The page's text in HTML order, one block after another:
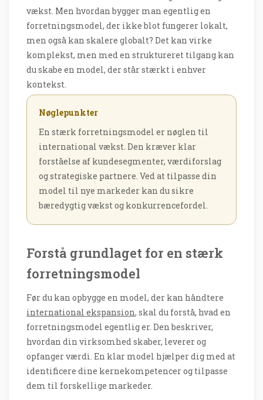
vækst. Men hvordan bygger man egentlig en
forretningsmodel, der ikke blot fungerer lokalt,
men også kan skalere globalt? Det kan virke
komplekst, men med en struktureret tilgang kan
du skabe en model, der står stærkt i enhver
kontekst.
Nøglepunkter
En stærk forretningsmodel er nøglen til
international vækst. Den kræver klar
forståelse af kundesegmenter, værdiforslag
og strategiske partnere. Ved at tilpasse din
model til nye markeder kan du sikre
bæredygtig vækst og konkurrencefordel.
Forstå grundlaget for en stærk
forretningsmodel
Før du kan opbygge en model, der kan håndtere
international ekspansion, skal du forstå, hvad en
forretningsmodel egentlig er. Den beskriver,
hvordan din virksomhed skaber, leverer og
opfanger værdi. En klar model hjælper dig med at
identificere dine kernekompetencer og tilpasse
dem til forskellige markeder.